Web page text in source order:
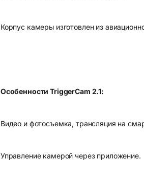
Корпус камеры изготовлен из
Особенности TriggerCam 2.1:
Видео и фотосъемка, трансляция на
Управление камерой через приложение.